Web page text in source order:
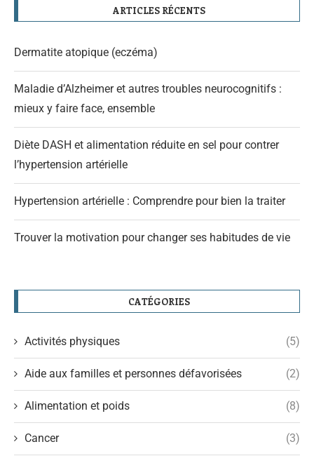
ARTICLES RÉCENTS
Dermatite atopique (eczéma)
Maladie d’Alzheimer et autres troubles neurocognitifs :
mieux y faire face, ensemble
Diète DASH et alimentation réduite en sel pour contrer
l’hypertension artérielle
Hypertension artérielle : Comprendre pour bien la traiter
Trouver la motivation pour changer ses habitudes de vie
CATÉGORIES
Activités physiques (5)
Aide aux familles et personnes défavorisées (2)
Alimentation et poids (8)
Cancer (3)